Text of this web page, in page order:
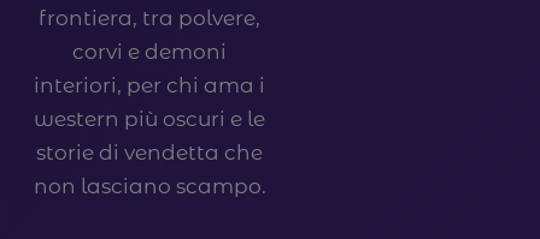
frontiera, tra polvere,
corvi e demoni
interiori, per chi ama i
western più oscuri e le
storie di vendetta che
non lasciano scampo.